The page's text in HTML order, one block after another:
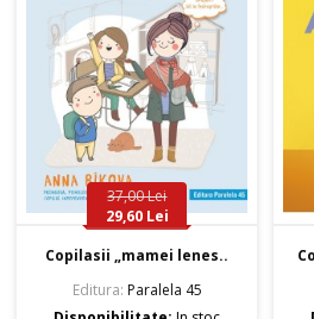
37,00 Lei
29,60 Lei
Copilasii „mamei lenes..
Editura: Paralela 45